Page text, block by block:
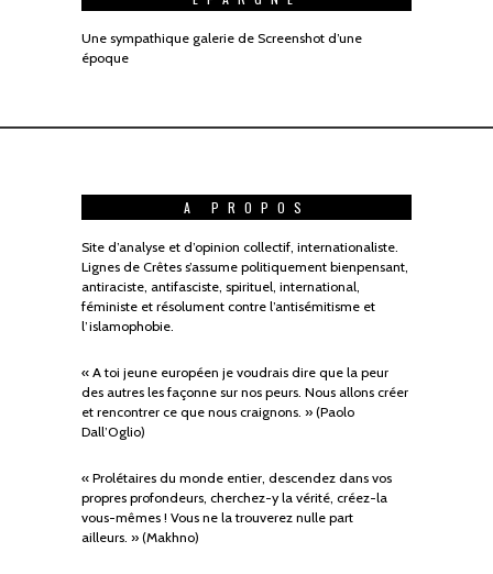
Une sympathique galerie de Screenshot d’une
époque
A PROPOS
Site d’analyse et d’opinion collectif, internationaliste.
Lignes de Crêtes s’assume politiquement bienpensant,
antiraciste, antifasciste, spirituel, international,
féministe et résolument contre l’antisémitisme et
l’islamophobie.
« A toi jeune européen je voudrais dire que la peur
des autres les façonne sur nos peurs. Nous allons créer
et rencontrer ce que nous craignons. » (Paolo
Dall’Oglio)
« Prolétaires du monde entier, descendez dans vos
propres profondeurs, cherchez-y la vérité, créez-la
vous-mêmes ! Vous ne la trouverez nulle part
ailleurs. » (Makhno)